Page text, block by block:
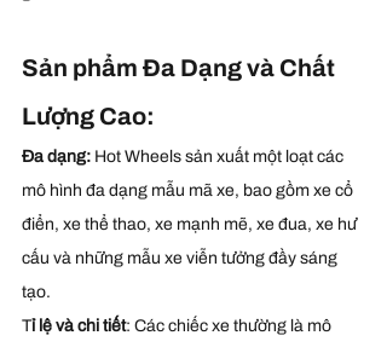
Sản phẩm Đa Dạng và Chất
Lượng Cao:
Đa dạng: Hot Wheels sản xuất một loạt các
mô hình đa dạng mẫu mã xe, bao gồm xe cổ
điển, xe thể thao, xe mạnh mẽ, xe đua, xe hư
cấu và những mẫu xe viễn tưởng đầy sáng
tạo.
Tỉ lệ và chi tiết: Các chiếc xe thường là mô